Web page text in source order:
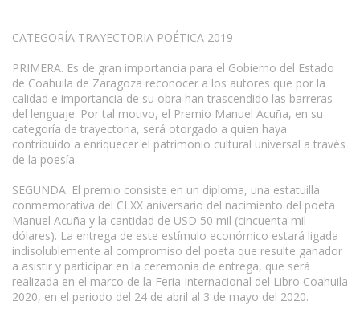
CATEGORÍA TRAYECTORIA POÉTICA 2019
PRIMERA. Es de gran importancia para el Gobierno del Estado
de Coahuila de Zaragoza reconocer a los autores que por la
calidad e importancia de su obra han trascendido las barreras
del lenguaje. Por tal motivo, el Premio Manuel Acuña, en su
categoría de trayectoria, será otorgado a quien haya
contribuido a enriquecer el patrimonio cultural universal a través
de la poesía.
SEGUNDA. El premio consiste en un diploma, una estatuilla
conmemorativa del CLXX aniversario del nacimiento del poeta
Manuel Acuña y la cantidad de USD 50 mil (cincuenta mil
dólares). La entrega de este estímulo económico estará ligada
indisolublemente al compromiso del poeta que resulte ganador
a asistir y participar en la ceremonia de entrega, que será
realizada en el marco de la Feria Internacional del Libro Coahuila
2020, en el periodo del 24 de abril al 3 de mayo del 2020.